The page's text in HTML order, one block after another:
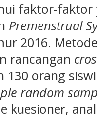
faktor-faktor
Premenstrual
2016.
rancangan
130 orang
random
kuesioner,